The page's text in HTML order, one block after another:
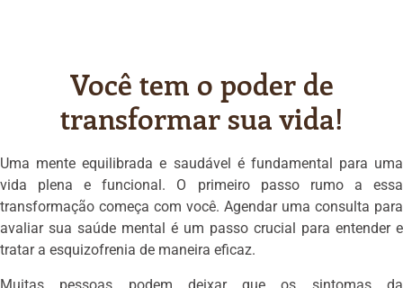
Você tem o poder de
transformar sua vida!
Uma mente equilibrada e saudável é fundamental para uma
vida plena e funcional. O primeiro passo rumo a essa
transformação começa com você. Agendar uma consulta para
avaliar sua saúde mental é um passo crucial para entender e
tratar a esquizofrenia de maneira eficaz.
Muitas pessoas podem deixar que os sintomas da